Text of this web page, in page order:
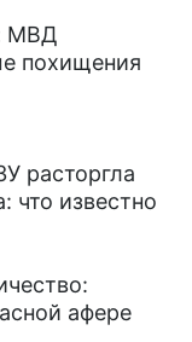
МВД
похищения
расторгла
что известно
афере